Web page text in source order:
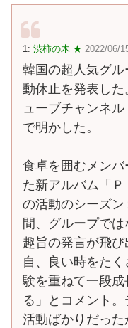
1: 渋柿の木 ★ 2022/06/
韓国の超人気グ
動休止を発表し
ューブチャンネ
で明かした。
食卓を囲むメン
た新アルバム「
の活動のシーズ
間、グループで
趣旨の発言が飛
自、良い時をた
験を重ねて一段成
る」とコメント
活動ばかりだっ